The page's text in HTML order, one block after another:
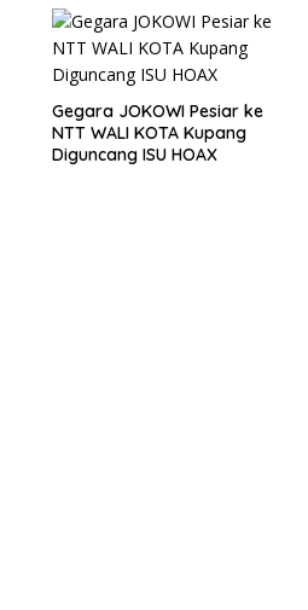
Gegara JOKOWI Pesiar ke
NTT WALI KOTA Kupang
Diguncang ISU HOAX